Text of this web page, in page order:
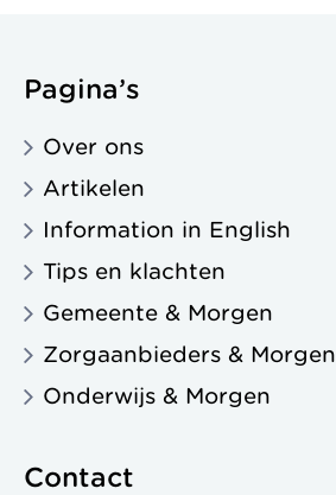
Pagina’s
Over ons
Artikelen
Information in English
Tips en klachten
Gemeente & Morgen
Zorgaanbieders & Morgen
Onderwijs & Morgen
Contact